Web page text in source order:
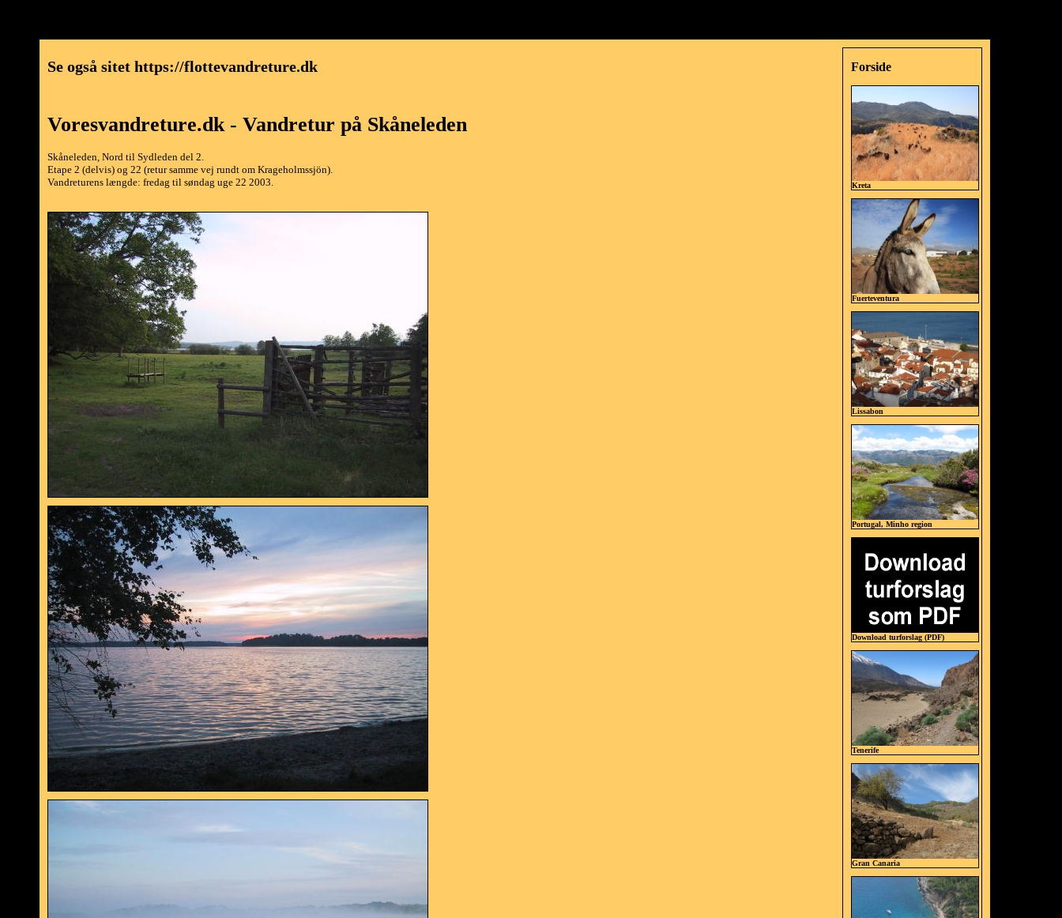
Forside
Kreta
Fuerteventura
Lissabon
Portugal, Minho region
Download turforslag (PDF)
Tenerife
Gran Canaria
Se også sitet https://flottevandreture.dk
Voresvandreture.dk - Vandretur på Skåneleden
Skåneleden, Nord til Sydleden del 2.
Etape 2 (delvis) og 22 (retur samme vej rundt om Krageholmssjön).
Vandreturens længde: fredag til søndag uge 22 2003.